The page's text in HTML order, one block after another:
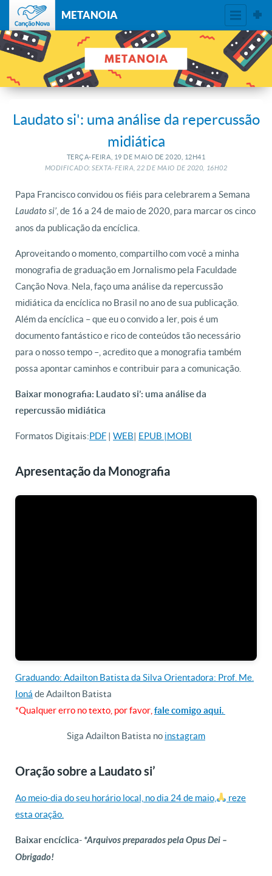
METANOIA
Laudato si': uma análise da repercussão
midiática
TERÇA-FEIRA, 19 DE MAIO DE 2020, 12H41
MODIFICADO: SEXTA-FEIRA, 22 DE MAIO DE2020, 16H02
Papa Francisco convidou os fiéis para celebrarem a Semana
Laudato si’ , de 16 a 24 de maio de 2020, para marcar os cinco
anos da publicação da encíclica.
Aproveitando o momento, compartilho com você a minha
monografia de graduação em Jornalismo pela Faculdade
Canção Nova. Nela, faço uma análise da repercussão
midiática da encíclica no Brasil no ano de sua publicação.
Além da encíclica – que eu o convido a ler, pois é um
documento fantástico e rico de conteúdos tão necessário
para o nosso tempo –, acredito que a monografia também
possa apontar caminhos e contribuir para a comunicação.
Baixar monografia: Laudato si’: uma análise da
repercussão midiática
Formatos Digitais:PDF | WEB| EPUB |MOBI
Apresentação da Monografia
Graduando: Adailton Batista da Silva Orientadora: Prof. Me.
Ioná de Adailton Batista
*Qualquer erro no texto, por favor, fale comigo aqui.
Siga Adailton Batista no instagram
Oração sobre a Laudato si’
Ao meio-dia do seu horário local, no dia 24 de maio,
reze
esta oração.
Baixar encíclica- *Arquivos preparados pela Opus Dei –
Obrigado!